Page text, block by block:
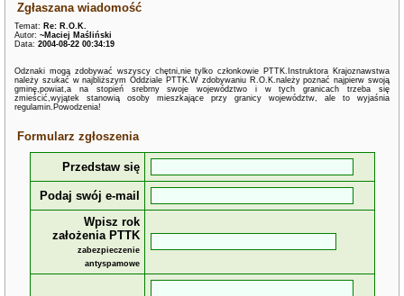
Zgłaszana wiadomość
Temat: Re: R.O.K.
Autor:~Maciej Maśliński
Data:2004-08-22 00:34:19
Odznaki mogą zdobywać wszyscy chętni,nie tylko członkowie PTTK.Instruktora Krajoznawstwa
należy szukać w najbliższym Oddziale PTTK.W zdobywaniu R.O.K.należy poznać najpierw swoją
gminę,powiat,a na stopień srebrny swoje województwo i w tych granicach trzeba się
zmieścić,wyjątek stanowią osoby mieszkające przy granicy województw, ale to wyjaśnia
regulamin.Powodzenia!
Formularz zgłoszenia
Przedstaw się
Podaj swój e-mail
Wpisz rok
założenia PTTK
zabezpieczenie
antyspamowe